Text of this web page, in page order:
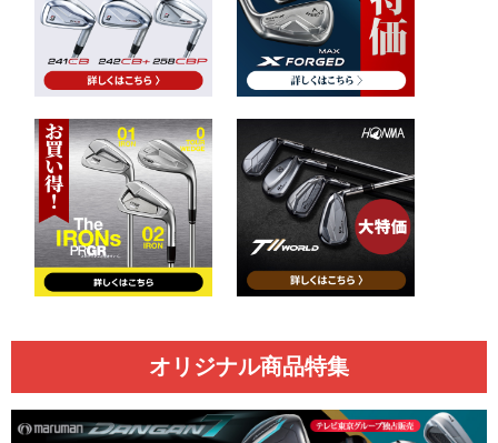
オリジナル商品特集